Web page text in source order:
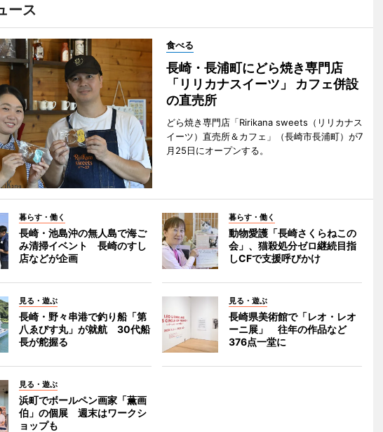
ース
食べる
長崎・長浦町にどら焼き専門店
「リリカナスイーツ」 カフェ併設
の直売所
どら焼き専門店「Ririkana sweets（リリカナス
イーツ）直売所＆カフェ」（長崎市長浦町）が7
月25日にオープンする。
暮らす・働く
長崎・池島沖の無人島で海ご
み清掃イベント 長崎のすし
店などが企画
暮らす・働く
動物愛護「長崎さくらねこの
会」、猫殺処分ゼロ継続目指
しCFで支援呼びかけ
見る・遊ぶ
長崎・野々串港で釣り船「第
八ゑびす丸」が就航 30代船
長が舵握る
見る・遊ぶ
長崎県美術館で「レオ・レオ
ーニ展」 往年の作品など
376点一堂に
見る・遊ぶ
浜町でボールペン画家「薫画
伯」の個展 週末はワークシ
ョップも